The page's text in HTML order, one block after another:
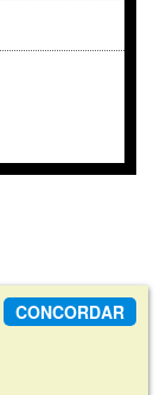
CONCORDAR